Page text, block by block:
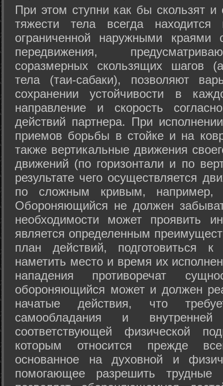
При этом ступни как бы скользят
тяжести тела всегда
ограниченной наружными краями
передвижения,
соразмерных скользящих шагов
тела (таи-сабаки), позволяют
сохранении устойчивости в
направление и скорость
действий партнера. При
приемов борьбы в стойке и на
также вертикальные движения
движений (по горизонтали и по
результате чего осуществляется
по сложным кривым, например,
Обороняющийся не должен
необходимости может проявить
является определенным
план действий, подготовиться
наметить место и время их
нападения противоречат
обороняющийся может и должен
начатые действия, что
самообладания и
соответствующей физической
которым относится прежде
основанное на духовной и
помогающее разрешить